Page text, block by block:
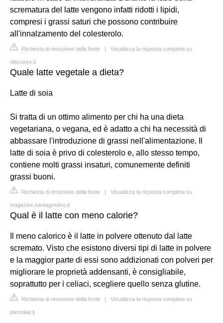
scrematura del latte vengono infatti ridotti i lipidi,
compresi i grassi saturi che possono contribuire
all'innalzamento del colesterolo.
Richiesta di rimozione della fonte | Visualizza la risposta completa su
oliocuore.it
Quale latte vegetale a dieta?
Latte di soia
Si tratta di un ottimo alimento per chi ha una dieta
vegetariana, o vegana, ed è adatto a chi ha necessità di
abbassare l'introduzione di grassi nell'alimentazione. Il
latte di soia è privo di colesterolo e, allo stesso tempo,
contiene molti grassi insaturi, comunemente definiti
grassi buoni.
Richiesta di rimozione della fonte | Visualizza la risposta completa su
magazine.santagostino.it
Qual è il latte con meno calorie?
Il meno calorico è il latte in polvere ottenuto dal latte
scremato. Visto che esistono diversi tipi di latte in polvere
e la maggior parte di essi sono addizionati con polveri per
migliorare le proprietà addensanti, è consigliabile,
soprattutto per i celiaci, scegliere quello senza glutine.
Richiesta di rimozione della fonte | Visualizza la risposta completa su
parmalat.it